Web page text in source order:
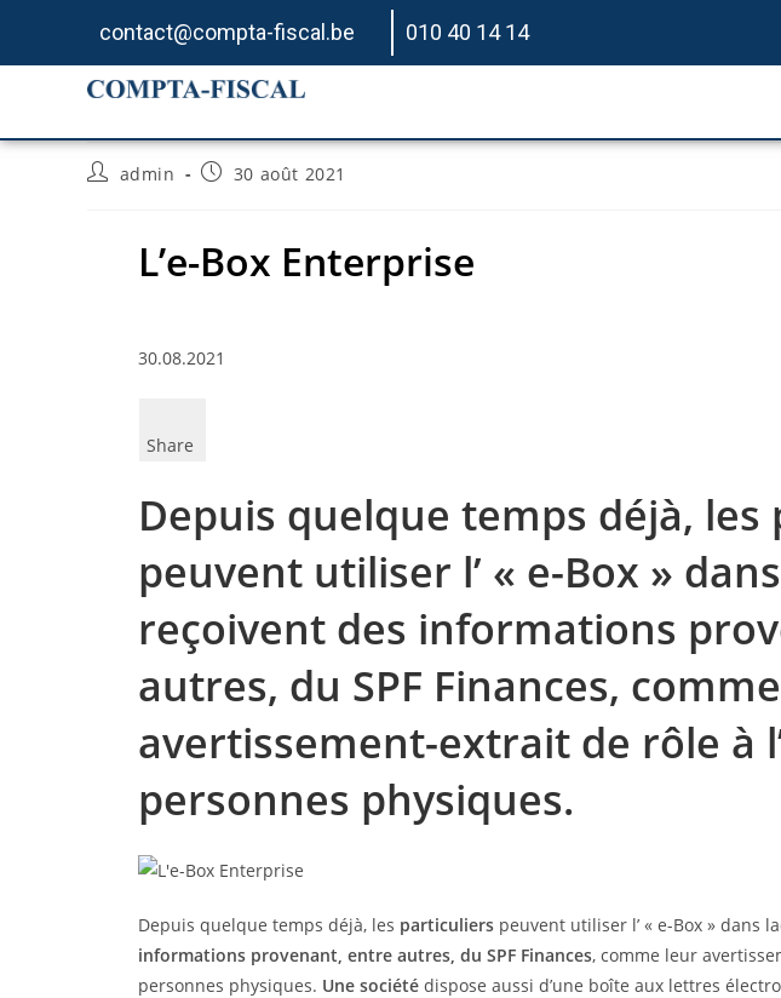
contact@compta-fiscal.be 010 40 14 14
L’e-Box Enterprise
admin 30 août 2021
L’e-Box Enterprise
30.08.2021
Share
Depuis quelque temps déjà,
peuvent utiliser l’ « e-Box »
reçoivent des informations
autres, du SPF Finances,
avertissement-extrait de rôle à
personnes physiques.
Depuis quelque temps déjà, les particulierspeuvent utiliser l’ « e-Box » dans
informations provenant, entre autres, du SPF Finances, comme leur
personnes physiques. Une société dispose aussi d’une boîte aux lettres